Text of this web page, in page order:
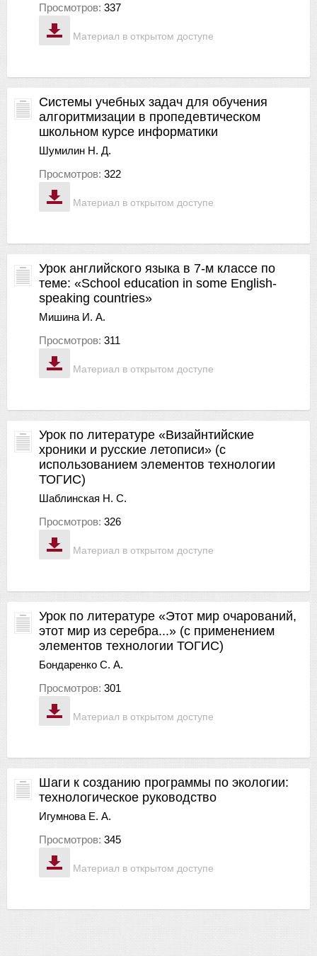
Материал в открытом доступе
Просмотров: 337
Материал в открытом доступе
Системы учебных задач для обучения
алгоритмизации в пропедевтическом
школьном курсе информатики
Шумилин Н. Д.
Просмотров: 322
Материал в открытом доступе
Урок английского языка в 7-м классе по
теме: «School education in some English-
speaking countries»
Мишина И. А.
Просмотров: 311
Материал в открытом доступе
Урок по литературе «Визайнтийские
хроники и русские летописи» (с
использованием элементов технологии
ТОГИС)
Шаблинская Н. С.
Просмотров: 326
Материал в открытом доступе
Урок по литературе «Этот мир очарований,
этот мир из серебра...» (с применением
элементов технологии ТОГИС)
Бондаренко С. А.
Просмотров: 301
Материал в открытом доступе
Шаги к созданию программы по экологии:
технологическое руководство
Игумнова Е. А.
Просмотров: 345